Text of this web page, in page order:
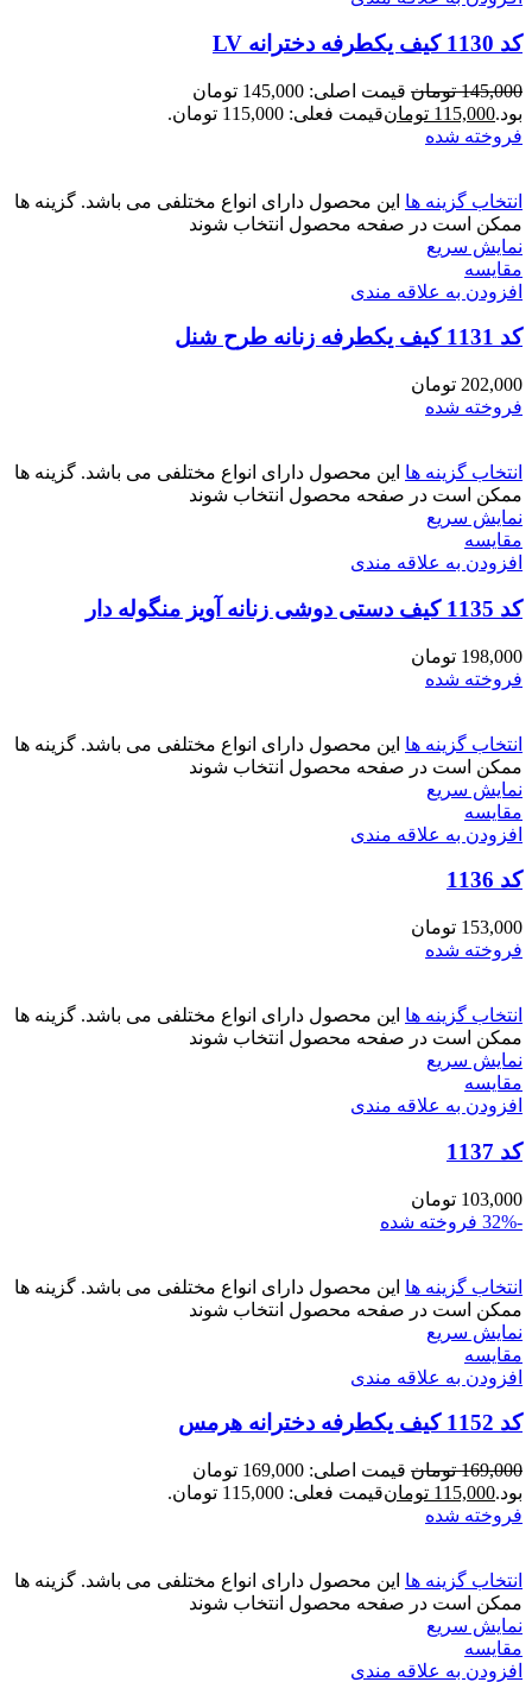
کد 1130 کیف یکطرفه دخترانه LV
145,000 تومان
قیمت اصلی: 145,000 تومان
بود.115,000 تومانقیمت فعلی: 115,000 تومان.
فروخته شده
انتخاب گزینه ها این محصول دارای انواع مختلفی می باشد. گزینه ها
ممکن است در صفحه محصول انتخاب شوند
نمایش سریع
مقايسه
افزودن به علاقه مندی
کد 1131 کیف یکطرفه زنانه طرح شنل
202,000 تومان
فروخته شده
انتخاب گزینه ها این محصول دارای انواع مختلفی می باشد. گزینه ها
ممکن است در صفحه محصول انتخاب شوند
نمایش سریع
مقايسه
افزودن به علاقه مندی
کد 1135 کیف دستی دوشی زنانه آویز منگوله دار
198,000 تومان
فروخته شده
انتخاب گزینه ها این محصول دارای انواع مختلفی می باشد. گزینه ها
ممکن است در صفحه محصول انتخاب شوند
نمایش سریع
مقايسه
افزودن به علاقه مندی
کد 1136
153,000 تومان
فروخته شده
انتخاب گزینه ها این محصول دارای انواع مختلفی می باشد. گزینه ها
ممکن است در صفحه محصول انتخاب شوند
نمایش سریع
مقايسه
افزودن به علاقه مندی
کد 1137
103,000 تومان
-32%
فروخته شده
انتخاب گزینه ها این محصول دارای انواع مختلفی می باشد. گزینه ها
ممکن است در صفحه محصول انتخاب شوند
نمایش سریع
مقايسه
افزودن به علاقه مندی
کد 1152 کیف یکطرفه دخترانه هرمس
169,000 تومان
قیمت اصلی: 169,000 تومان
بود.115,000 تومانقیمت فعلی: 115,000 تومان.
فروخته شده
انتخاب گزینه ها این محصول دارای انواع مختلفی می باشد. گزینه ها
ممکن است در صفحه محصول انتخاب شوند
نمایش سریع
مقايسه
افزودن به علاقه مندی